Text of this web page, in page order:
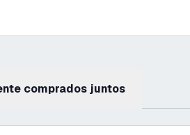
comprados juntos